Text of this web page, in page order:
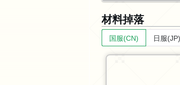
材料掉落
国服(CN) 日服(JP)